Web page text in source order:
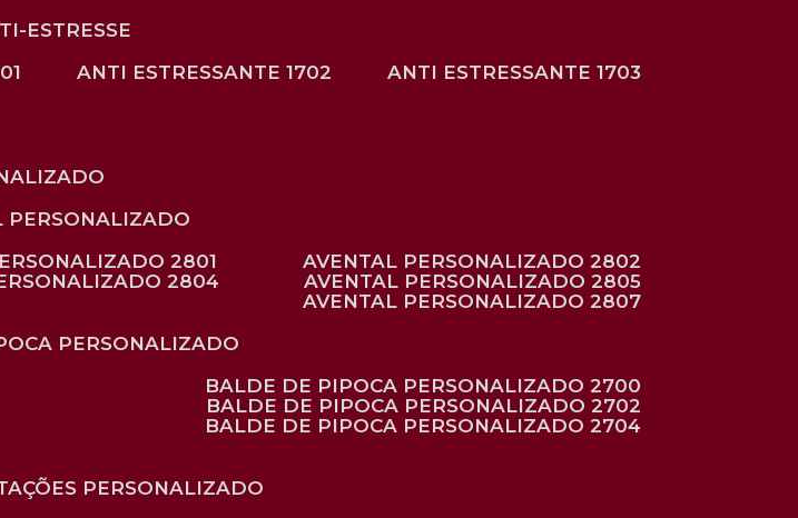
ESTRESSE
ANTI ESTRESSANTE 1702
ANTI ESTRESSANTE 1703
PERSONALIZADO
2801
AVENTAL PERSONALIZADO 2802
2804
AVENTAL PERSONALIZADO 2805
AVENTAL PERSONALIZADO 2807
PERSONALIZADO
BALDE DE PIPOCA PERSONALIZADO 2700
BALDE DE PIPOCA PERSONALIZADO 2702
BALDE DE PIPOCA PERSONALIZADO 2704
PERSONALIZADO